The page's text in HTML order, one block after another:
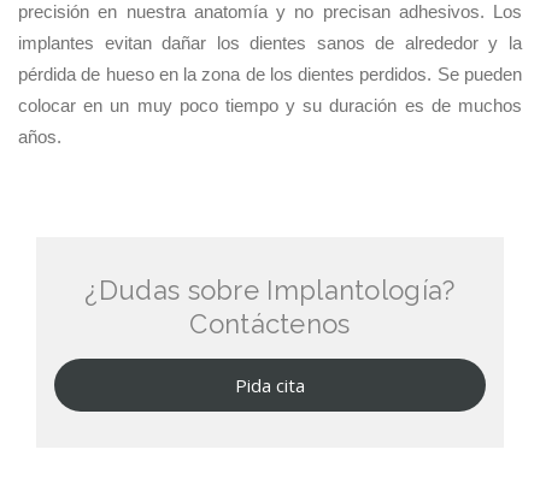
precisión en nuestra anatomía y no precisan adhesivos. Los
implantes evitan dañar los dientes sanos de alrededor y la
pérdida de hueso en la zona de los dientes perdidos. Se pueden
colocar en un muy poco tiempo y su duración es de muchos
años.
¿Dudas sobre Implantología?
Contáctenos
Pida cita